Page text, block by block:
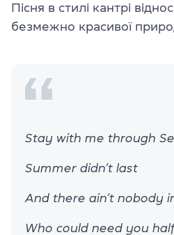
Пісня в стилі кантрі
безмежно красивої
Stay with me through
Summer didn’t last
And there ain’t nobody
Who could need you